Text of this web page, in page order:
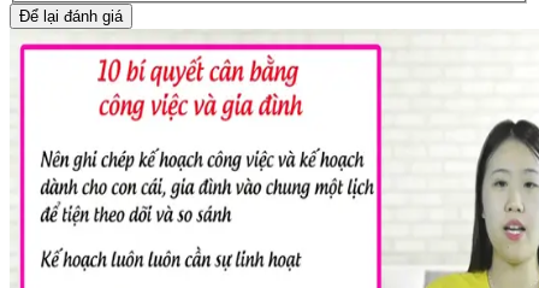
Để lại đánh giá